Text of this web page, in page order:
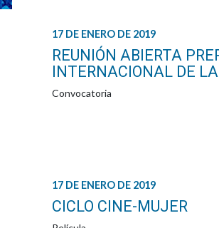
17 DE ENERO DE 2019
REUNIÓN ABIERTA
INTERNACIONAL DE
Convocatoria
17 DE ENERO DE 2019
CICLO CINE-MUJER